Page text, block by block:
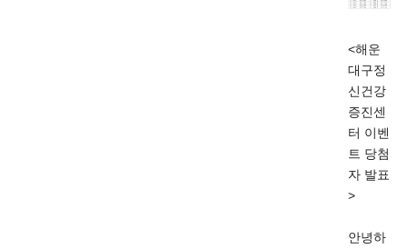
<해운
대구정
신건강
증진센
터 이벤
트 당첨
자 발표
>
안녕하